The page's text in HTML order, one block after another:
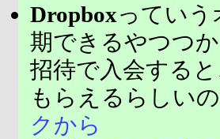
Dropboxってい
期できるやつつ
招待で入会する
もらえるらしいの
クから